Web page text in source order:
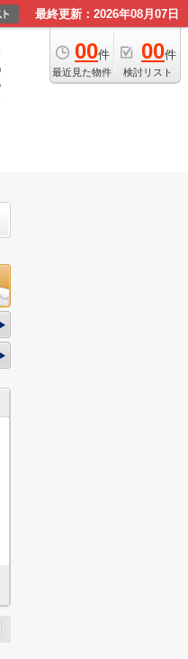
最終更新：2026年08月07日
00件
最近見た物件
00件
検討リスト